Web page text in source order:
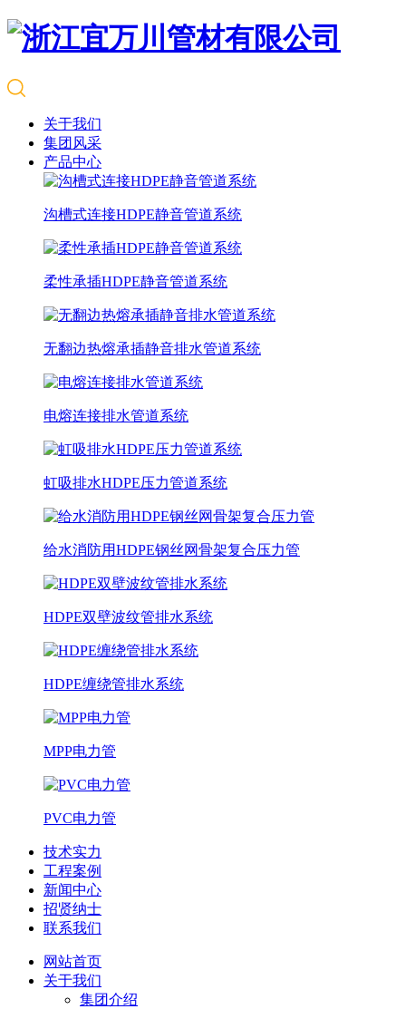
关于我们
集团风采
产品中心
沟槽式连接HDPE静音管道系统
柔性承插HDPE静音管道系统
无翻边热熔承插静音排水管道系统
电熔连接排水管道系统
虹吸排水HDPE压力管道系统
给水消防用HDPE钢丝网骨架复合压力管
HDPE双壁波纹管排水系统
HDPE缠绕管排水系统
MPP电力管
PVC电力管
技术实力
工程案例
新闻中心
招贤纳士
联系我们
网站首页
关于我们
集团介绍